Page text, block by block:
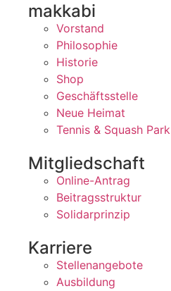
makkabi
Vorstand
Philosophie
Historie
Shop
Geschäftsstelle
Neue Heimat
Tennis & Squash Park
Mitgliedschaft
Online-Antrag
Beitragsstruktur
Solidarprinzip
Karriere
Stellenangebote
Ausbildung